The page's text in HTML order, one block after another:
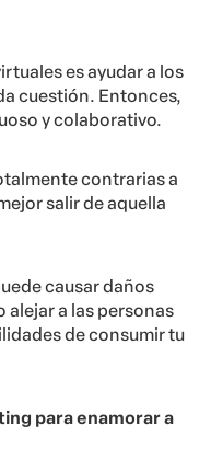
es ayudar a los
cuestión. Entonces,
y colaborativo.
contrarias a
salir de aquella
causar daños
alejar a las personas
de consumir tu
para enamorar a